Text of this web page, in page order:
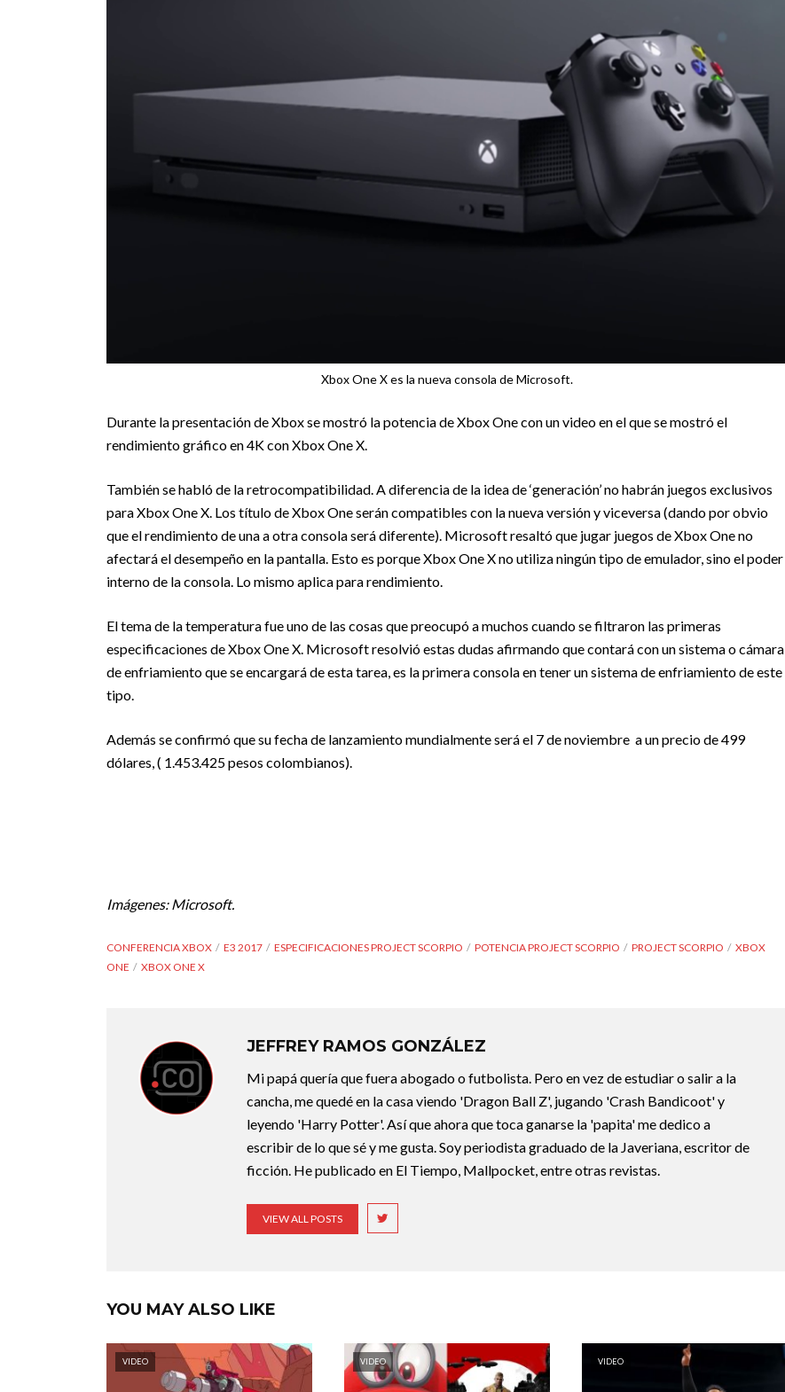
Xbox One X es la nueva consola de Microsoft.
Durante la presentación de Xbox se mostró la potencia de Xbox One con un video en el que se mostró el
rendimiento gráfico en 4K con Xbox One X.
También se habló de la retrocompatibilidad. A diferencia de la idea de ‘generación’ no habrán juegos exclusivos
para Xbox One X. Los título de Xbox One serán compatibles con la nueva versión y viceversa (dando por obvio
que el rendimiento de una a otra consola será diferente). Microsoft resaltó que jugar juegos de Xbox One no
afectará el desempeño en la pantalla. Esto es porque Xbox One X no utiliza ningún tipo de emulador, sino el poder
interno de la consola. Lo mismo aplica para rendimiento.
El tema de la temperatura fue uno de las cosas que preocupó a muchos cuando se filtraron las primeras
especificaciones de Xbox One X. Microsoft resolvió estas dudas afirmando que contará con un sistema o cámara
de enfriamiento que se encargará de esta tarea, es la primera consola en tener un sistema de enfriamiento de este
tipo.
Además se confirmó que su fecha de lanzamiento mundialmente será el 7 de noviembre a un precio de 499
dólares, ( 1.453.425 pesos colombianos).
Imágenes: Microsoft.
CONFERENCIA XBOX E3 2017 ESPECIFICACIONES PROJECT SCORPIO POTENCIA PROJECT SCORPIO PROJECT SCORPIO
XBOX
ONE
XBOX ONE X
JEFFREY RAMOS GONZÁLEZ
Mi papá quería que fuera abogado o futbolista. Pero en vez de estudiar o salir a la
cancha, me quedé en la casa viendo 'Dragon Ball Z', jugando 'Crash Bandicoot' y
leyendo 'Harry Potter'. Así que ahora que toca ganarse la 'papita' me dedico a
escribir de lo que sé y me gusta. Soy periodista graduado de la Javeriana, escritor de
ficción. He publicado en El Tiempo, Mallpocket, entre otras revistas.
VIEW ALL POSTS
YOU MAY ALSO LIKE
VIDEO VIDEO VIDEO